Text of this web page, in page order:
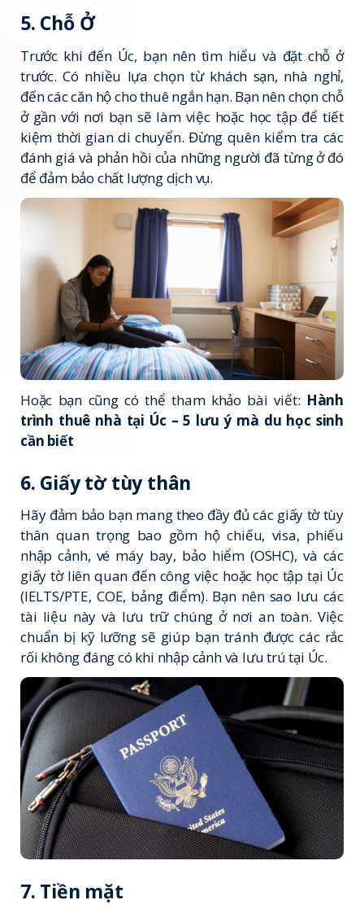
5. Chỗ Ở
Trước khi đến Úc, bạn nên tìm hiểu và đặt chỗ ở
trước. Có nhiều lựa chọn từ khách sạn, nhà nghỉ,
đến các căn hộ cho thuê ngắn hạn. Bạn nên chọn chỗ
ở gần với nơi bạn sẽ làm việc hoặc học tập để tiết
kiệm thời gian di chuyển. Đừng quên kiểm tra các
đánh giá và phản hồi của những người đã từng ở đó
để đảm bảo chất lượng dịch vụ.
Hoặc bạn cũng có thể tham khảo bài viết: Hành
trình thuê nhà tại Úc – 5 lưu ý mà du học sinh
cần biết
6. Giấy tờ tùy thân
Hãy đảm bảo bạn mang theo đầy đủ các giấy tờ tùy
thân quan trọng bao gồm hộ chiếu, visa, phiếu
nhập cảnh, vé máy bay, bảo hiểm (OSHC), và các
giấy tờ liên quan đến công việc hoặc học tập tại Úc
(IELTS/PTE, COE, bảng điểm). Bạn nên sao lưu các
tài liệu này và lưu trữ chúng ở nơi an toàn. Việc
chuẩn bị kỹ lưỡng sẽ giúp bạn tránh được các rắc
rối không đáng có khi nhập cảnh và lưu trú tại Úc.
7. Tiền mặt